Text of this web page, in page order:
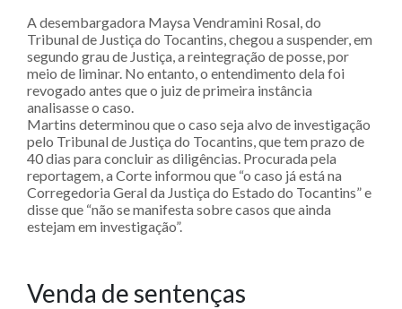
A desembargadora Maysa Vendramini Rosal, do
Tribunal de Justiça do Tocantins, chegou a suspender, em
segundo grau de Justiça, a reintegração de posse, por
meio de liminar. No entanto, o entendimento dela foi
revogado antes que o juiz de primeira instância
analisasse o caso.
Martins determinou que o caso seja alvo de investigação
pelo Tribunal de Justiça do Tocantins, que tem prazo de
40 dias para concluir as diligências. Procurada pela
reportagem, a Corte informou que “o caso já está na
Corregedoria Geral da Justiça do Estado do Tocantins” e
disse que “não se manifesta sobre casos que ainda
estejam em investigação”.
Venda de sentenças